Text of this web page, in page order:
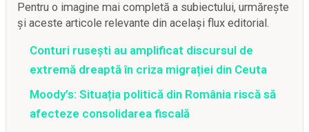
Pentru o imagine mai completă a subiectului, urmărește
și aceste articole relevante din același flux editorial.
Conturi rusești au amplificat discursul de
extremă dreaptă în criza migrației din Ceuta
Moody’s: Situația politică din România riscă să
afecteze consolidarea fiscală